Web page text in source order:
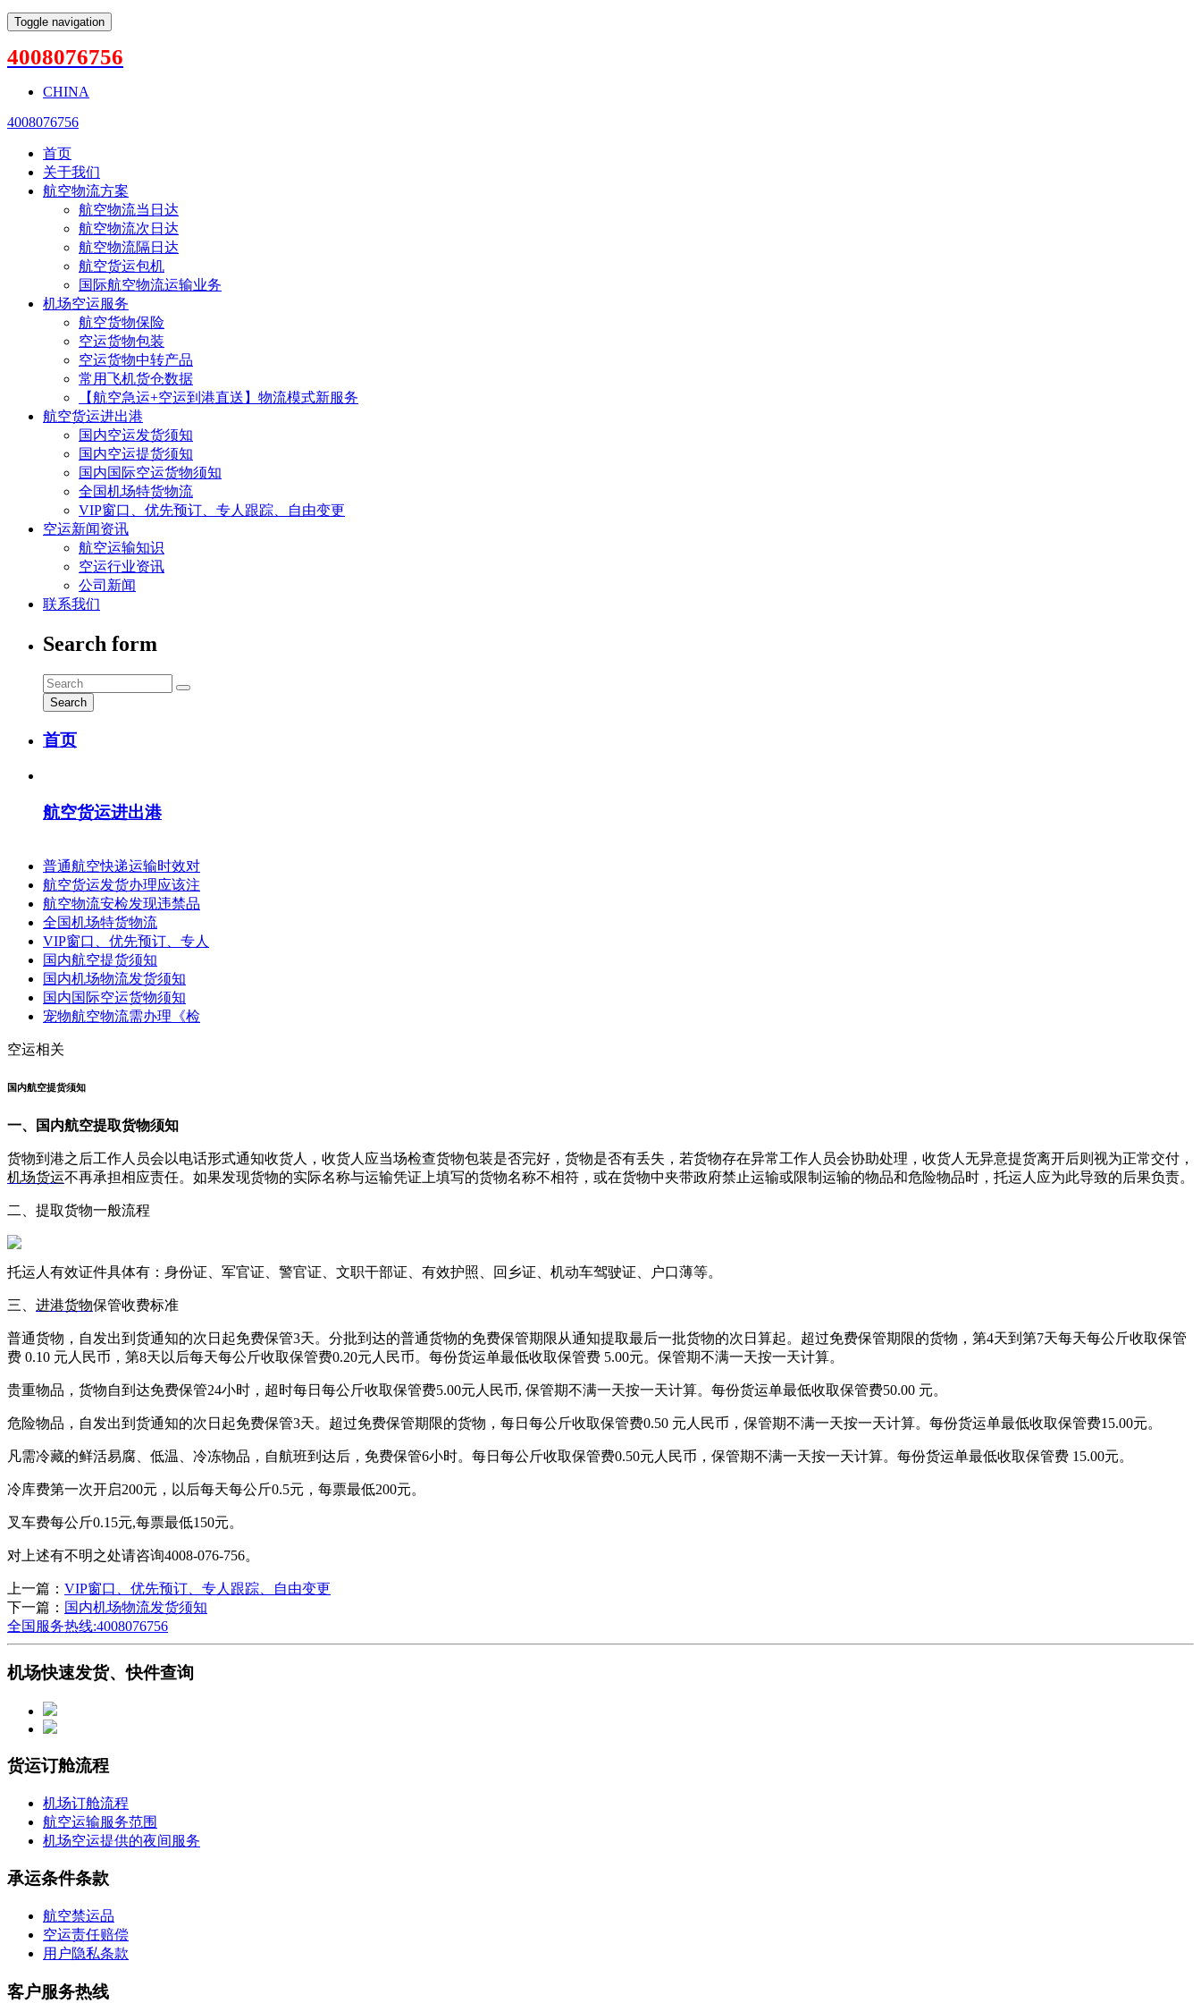
Toggle navigation
4008076756
CHINA
4008076756
首页
关于我们
航空物流方案
航空物流当日达
航空物流次日达
航空物流隔日达
航空货运包机
国际航空物流运输业务
机场空运服务
航空货物保险
空运货物包装
空运货物中转产品
常用飞机货仓数据
【航空急运+空运到港直送】物流模式新服务
航空货运进出港
国内空运发货须知
国内空运提货须知
国内国际空运货物须知
全国机场特货物流
VIP窗口、优先预订、专人跟踪、自由变更
空运新闻资讯
航空运输知识
空运行业资讯
公司新闻
联系我们
Search form
Search
首页
航空货运进出港
普通航空快递运输时效对
航空货运发货办理应该注
航空物流安检发现违禁品
全国机场特货物流
VIP窗口、优先预订、专人
国内航空提货须知
国内机场物流发货须知
国内国际空运货物须知
宠物航空物流需办理《检
空运相关
国内航空提货须知
一、国内航空提取货物须知
货物到港之后工作人员会以电话形式通知收货人，收货人应当场检查货物包装是否完好，货物是否有丢失，若货物存在异常工作人员会协助处理，收货人无异意提货离开后则视为正常交付，
机场货运不再承担相应责任。如果发现货物的实际名称与运输凭证上填写的货物名称不相符，或在货物中夹带政府禁止运输或限制运输的物品和危险物品时，托运人应为此导致的后果负责。
二、提取货物一般流程
托运人有效证件具体有：身份证、军官证、警官证、文职干部证、有效护照、回乡证、机动车驾驶证、户口薄等。
三、 进港货物保管收费标准
普通货物，自发出到货通知的次日起免费保管3天。分批到达的普通货物的免费保管期限从通知提取最后一批货物的次日算起。超过免费保管期限的货物，第4天到第7天每天每公斤收取保管
费 0.10 元人民币，第8天以后每天每公斤收取保管费0.20元人民币。每份货运单最低收取保管费 5.00元。保管期不满一天按一天计算。
贵重物品，货物自到达免费保管24小时，超时每日每公斤收取保管费5.00元人民币, 保管期不满一天按一天计算。每份货运单最低收取保管费50.00 元。
危险物品，自发出到货通知的次日起免费保管3天。超过免费保管期限的货物，每日每公斤收取保管费0.50 元人民币，保管期不满一天按一天计算。每份货运单最低收取保管费15.00元。
凡需冷藏的鲜活易腐、低温、冷冻物品，自航班到达后，免费保管6小时。每日每公斤收取保管费0.50元人民币，保管期不满一天按一天计算。每份货运单最低收取保管费 15.00元。
冷库费第一次开启200元，以后每天每公斤0.5元，每票最低200元。
叉车费每公斤0.15元,每票最低150元。
对上述有不明之处请咨询4008-076-756。
上一篇： VIP窗口、优先预订、专人跟踪、自由变更
下一篇： 国内机场物流发货须知
全国服务热线:4008076756
机场快速发货、快件查询
货运订舱流程
机场订舱流程
航空运输服务范围
机场空运提供的夜间服务
承运条件条款
航空禁运品
空运责任赔偿
用户隐私条款
客户服务热线